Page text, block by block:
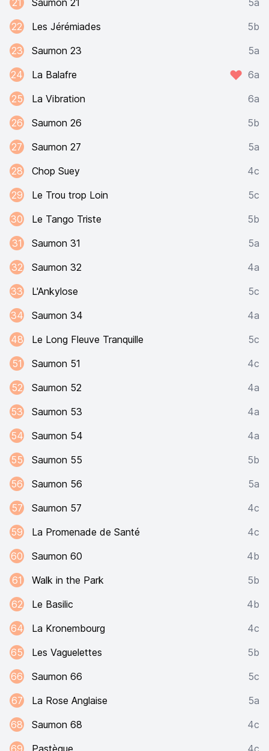
21
Saumon 21
5a
22
Les Jérémiades
5b
23
Saumon 23
5a
24
La Balafre
6a
25
La Vibration
6a
26
Saumon 26
5b
27
Saumon 27
5a
28
Chop Suey
4c
29
Le Trou trop Loin
5c
30
Le Tango Triste
5b
31
Saumon 31
5a
32
Saumon 32
4a
33
L'Ankylose
5c
34
Saumon 34
4a
48
Le Long Fleuve Tranquille
5c
51
Saumon 51
4c
52
Saumon 52
4a
53
Saumon 53
4a
54
Saumon 54
4a
55
Saumon 55
5b
56
Saumon 56
5a
57
Saumon 57
4c
59
La Promenade de Santé
4c
60
Saumon 60
4b
61
Walk in the Park
5b
62
Le Basilic
4b
64
La Kronembourg
4c
65
Les Vaguelettes
5b
66
Saumon 66
5c
67
La Rose Anglaise
5a
68
Saumon 68
4c
69
Pastèque 4c